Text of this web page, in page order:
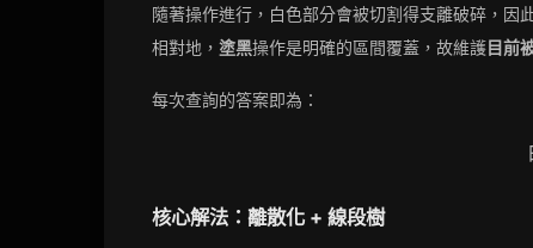
隨著操作進行，白色部分會被切割得支離破碎，因
相對地， 塗黑操作是明確的區間覆蓋，故維護目前
每次查詢的答案即為：
核心解法：離散化 + 線段樹